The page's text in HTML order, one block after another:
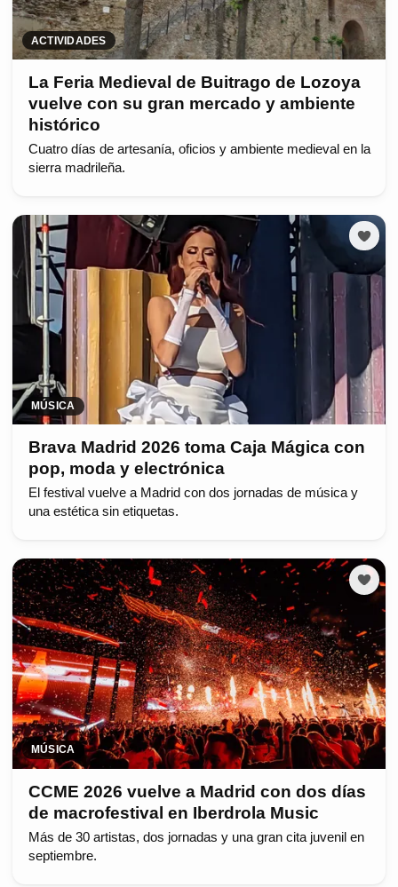
ACTIVIDADES
La Feria Medieval de Buitrago de Lozoya
vuelve con su gran mercado y ambiente
histórico
Cuatro días de artesanía, oficios y ambiente medieval en la
sierra madrileña.
MÚSICA
Brava Madrid 2026 toma Caja Mágica con
pop, moda y electrónica
El festival vuelve a Madrid con dos jornadas de música y
una estética sin etiquetas.
MÚSICA
CCME 2026 vuelve a Madrid con dos días
de macrofestival en Iberdrola Music
Más de 30 artistas, dos jornadas y una gran cita juvenil en
septiembre.